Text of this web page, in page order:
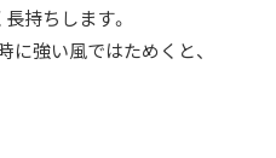
持ちします。
強い風ではためくと、